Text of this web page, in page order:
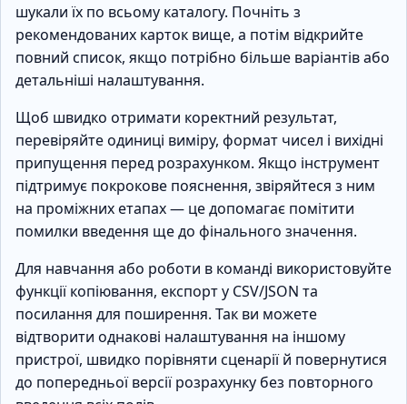
шукали їх по всьому каталогу. Почніть з
рекомендованих карток вище, а потім відкрийте
повний список, якщо потрібно більше варіантів або
детальніші налаштування.
Щоб швидко отримати коректний результат,
перевіряйте одиниці виміру, формат чисел і вихідні
припущення перед розрахунком. Якщо інструмент
підтримує покрокове пояснення, звіряйтеся з ним
на проміжних етапах — це допомагає помітити
помилки введення ще до фінального значення.
Для навчання або роботи в команді використовуйте
функції копіювання, експорт у CSV/JSON та
посилання для поширення. Так ви можете
відтворити однакові налаштування на іншому
пристрої, швидко порівняти сценарії й повернутися
до попередньої версії розрахунку без повторного